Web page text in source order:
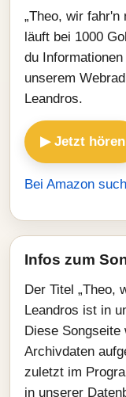
„Theo, wir fahr'n
läuft bei 1000
du
unserem
Leandros.
▶ Jetzt hören
Bei Amazon
Infos zum
Der Titel „Theo,
Leandros ist in
Diese
Archivdaten
zuletzt im
in unserer